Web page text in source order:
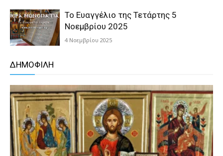
Το Ευαγγέλιο της Τετάρτης 5
Νοεμβρίου 2025
4 Νοεμβρίου 2025
ΔΗΜΟΦΙΛΗ